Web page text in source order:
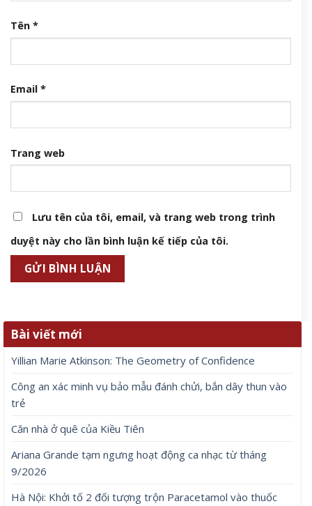
Tên *
Email *
Trang web
Lưu tên của tôi, email, và trang web trong trình
duyệt này cho lần bình luận kế tiếp của tôi.
Bài viết mới
Yillian Marie Atkinson: The Geometry of Confidence
Công an xác minh vụ bảo mẫu đánh chửi, bắn dây thun vào
trẻ
Căn nhà ở quê của Kiều Tiên
Ariana Grande tạm ngưng hoạt động ca nhạc từ tháng
9/2026
Hà Nội: Khởi tố 2 đối tượng trộn Paracetamol vào thuốc